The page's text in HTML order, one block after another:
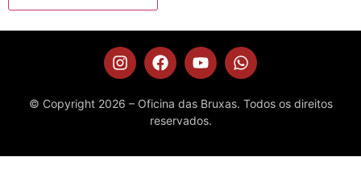
© Copyright 2026 – Oficina das Bruxas. Todos os direitos
reservados.